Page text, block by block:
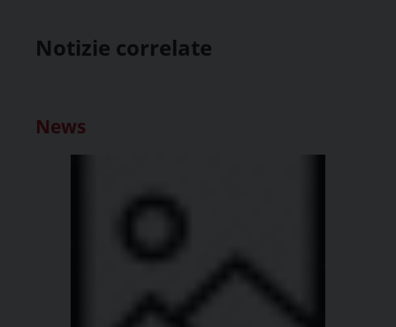
Notizie correlate
News